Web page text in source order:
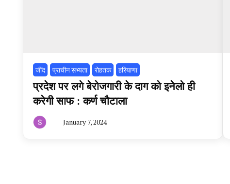
‌जींद प्राचीन सभ्यता रोहतक हरियाणा
प्रदेश पर लगे बेरोजगारी के दाग को इनेलो ही
करेगी साफ : कर्ण चौटाला
January 7, 2024